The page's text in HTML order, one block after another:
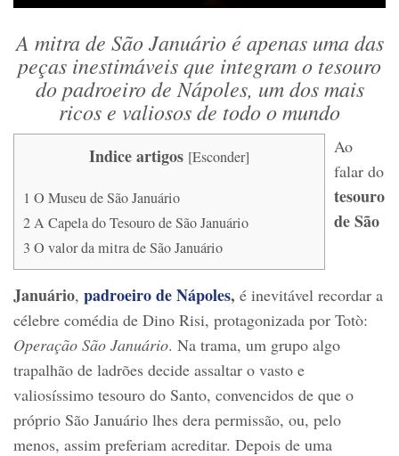
A mitra de São Januário é apenas uma das
peças inestimáveis que integram o tesouro
do padroeiro de Nápoles, um dos mais
ricos e valiosos de todo o mundo
Indice artigos [Esconder]
1 O Museu de São Januário
2A Capela do Tesouro de São Januário
3 O valor da mitra de São Januário
Ao
falar do
tesouro
de São
Januário, padroeiro de Nápoles, é inevitável recordar a
célebre comédia de Dino Risi, protagonizada por Totò:
Operação São Januário. Na trama, um grupo algo
trapalhão de ladrões decide assaltar o vasto e
valiosíssimo tesouro do Santo, convencidos de que o
próprio São Januário lhes dera permissão, ou, pelo
menos, assim preferiam acreditar. Depois de uma